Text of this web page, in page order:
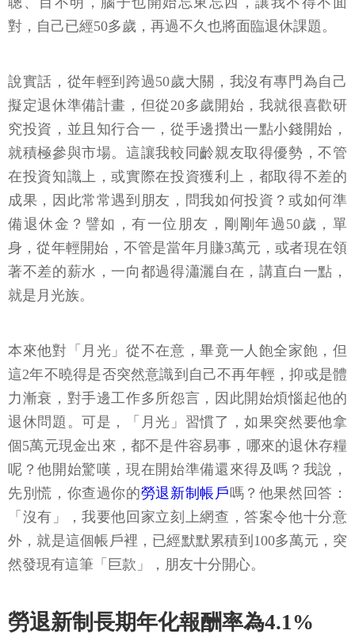
對，自己已經50多歲，再過不久也將面臨退休課題。
說實話，從年輕到跨過50歲大關，我沒有專門為自己
擬定退休準備計畫，但從20多歲開始，我就很喜歡研
究投資，並且知行合一，從手邊攢出一點小錢開始，
就積極參與市場。這讓我較同齡親友取得優勢，不管
在投資知識上，或實際在投資獲利上，都取得不差的
成果，因此常常遇到朋友，問我如何投資？或如何準
備退休金？譬如，有一位朋友，剛剛年過50歲，單
身，從年輕開始，不管是當年月賺3萬元，或者現在領
著不差的薪水，一向都過得瀟灑自在，講直白一點，
就是月光族。
本來他對「月光」從不在意，畢竟一人飽全家飽，但
這2年不曉得是否突然意識到自己不再年輕，抑或是體
力漸衰，對手邊工作多所怨言，因此開始煩惱起他的
退休問題。可是，「月光」習慣了，如果突然要他拿
個5萬元現金出來，都不是件容易事，哪來的退休存糧
呢？他開始驚嘆，現在開始準備還來得及嗎？我說，
先別慌，你查過你的勞退新制帳戶嗎？他果然回答：
「沒有」，我要他回家立刻上網查，答案令他十分意
外，就是這個帳戶裡，已經默默累積到100多萬元，突
然發現有這筆「巨款」，朋友十分開心。
勞退新制長期年化報酬率為4.1%